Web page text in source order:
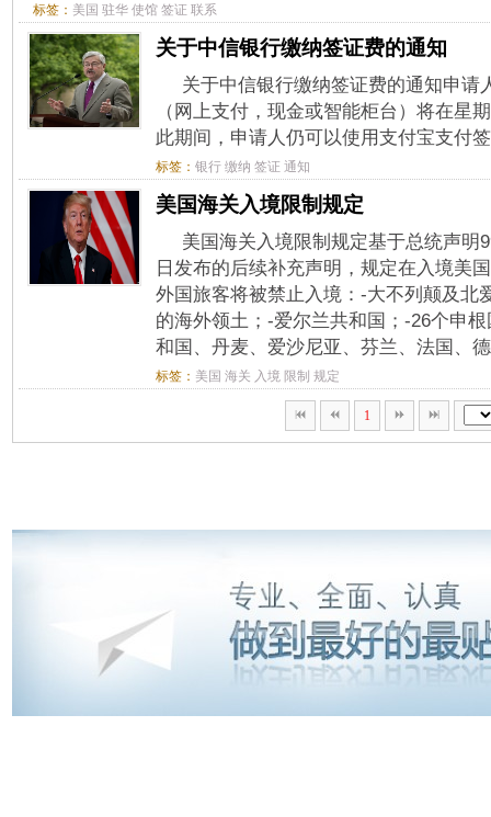
标签： 美国 驻华 使馆 签证 联系
关于中信银行缴纳签证费的通知
关于中信银行缴纳签证费的通知申请
（网上支付，现金或智能柜台）将在星
此期间，申请人仍可以使用支付宝支付
标签： 银行 缴纳 签证 通知
美国海关入境限制规定
美国海关入境限制规定基于总统声明
日发布的后续补充声明，规定在入境美
外国旅客将被禁止入境：-大不列颠及北
的海外领土；-爱尔兰共和国；-26个申
和国、丹麦、爱沙尼亚、芬兰、法国、
标签： 美国 海关 入境 限制 规定
1